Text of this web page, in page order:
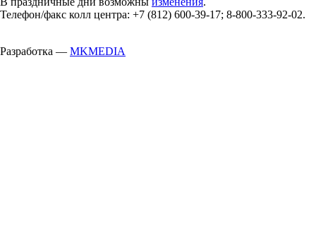
Телефон/факс колл центра: +7 (812) 600-39-17; 8-800-333-92-02.
Разработка — MKMEDIA